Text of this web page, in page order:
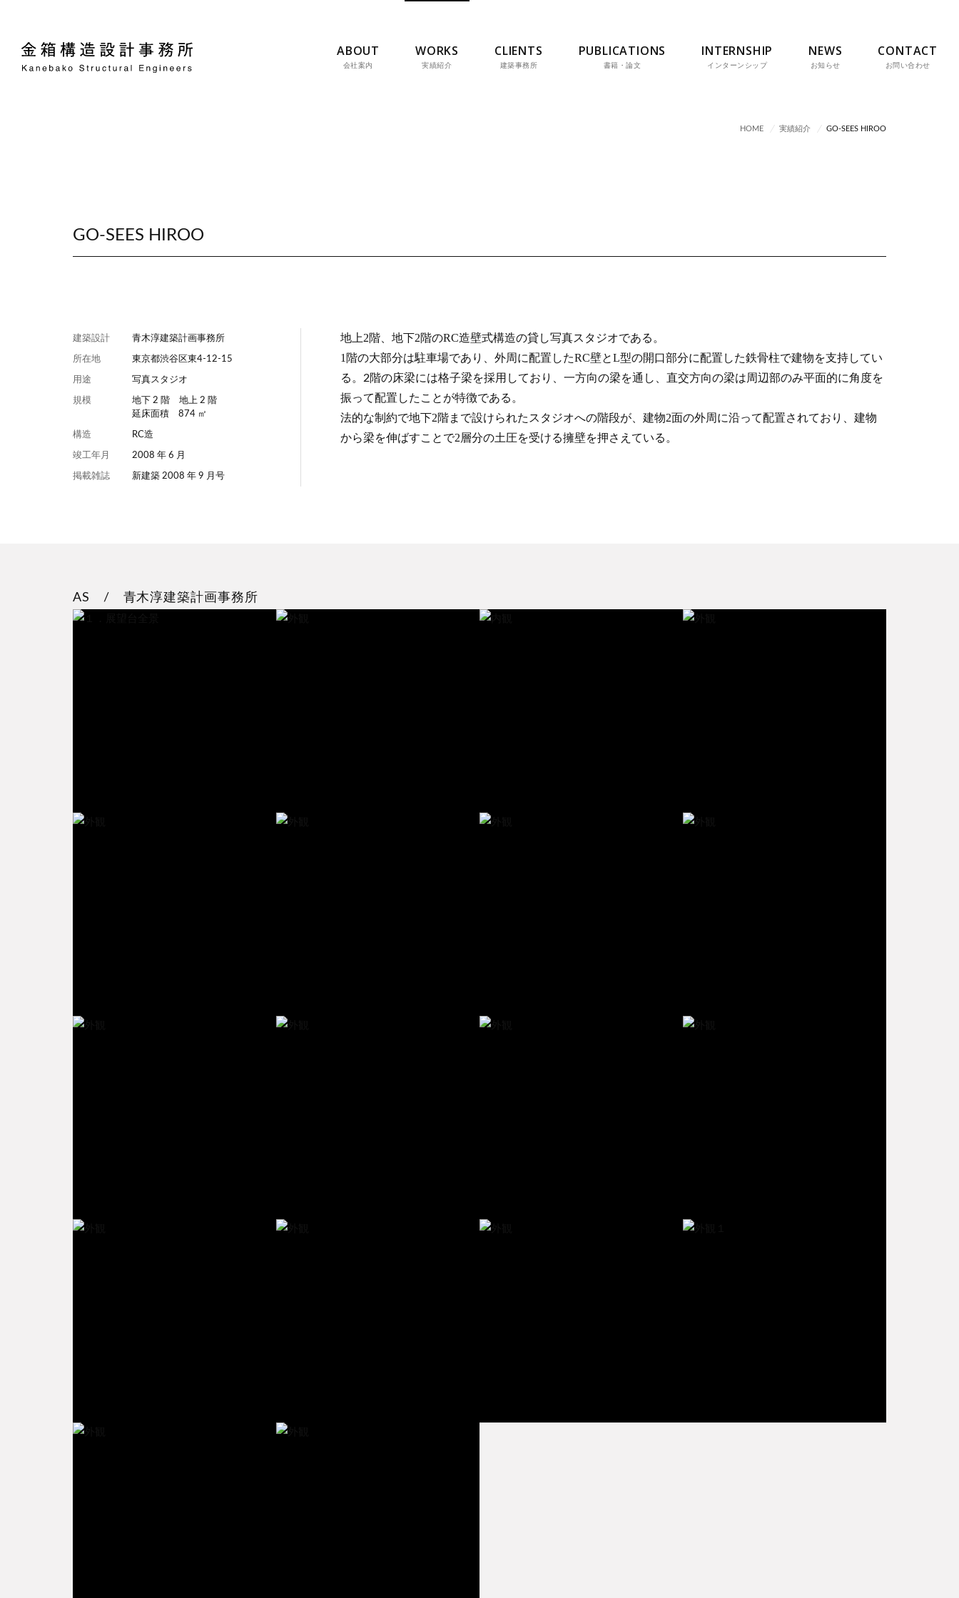
ABOUT
会社案内
WORKS
実績紹介
CLIENTS
建築事務所
PUBLICATIONS
書籍・論文
INTERNSHIP
インターンシップ
NEWS
お知らせ
CONTACT
お問い合わせ
HOME 実績紹介 GO-SEES HIROO
GO-SEES HIROO
建築設計 青木淳建築計画事務所
所在地 東京都渋谷区東4-12-15
用途 写真スタジオ
規模
地下 2 階 地上 2 階
延床面積 874 ㎡
構造 RC造
竣工年月 2008 年 6 月
掲載雑誌 新建築 2008 年 9 月号
地上2階、地下2階のRC造壁式構造の貸し写真スタジオである。
1階の大部分は駐車場であり、外周に配置したRC壁とL型の開口部分に配置した鉄骨柱で建物を支持してい
る。 2階の床梁には格子梁を採用しており、一方向の梁を通し、直交方向の梁は周辺部のみ平面的に角度を
振って配置したことが特徴である。
法的な制約で地下2階まで設けられたスタジオへの階段が、建物2面の外周に沿って配置されており、建物
から梁を伸ばすことで2層分の土圧を受ける擁壁を押さえている。
AS / 青木淳建築計画事務所